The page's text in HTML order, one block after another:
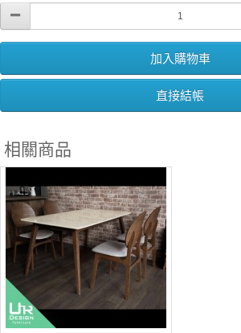
加入購物車
直接結帳
相關商品